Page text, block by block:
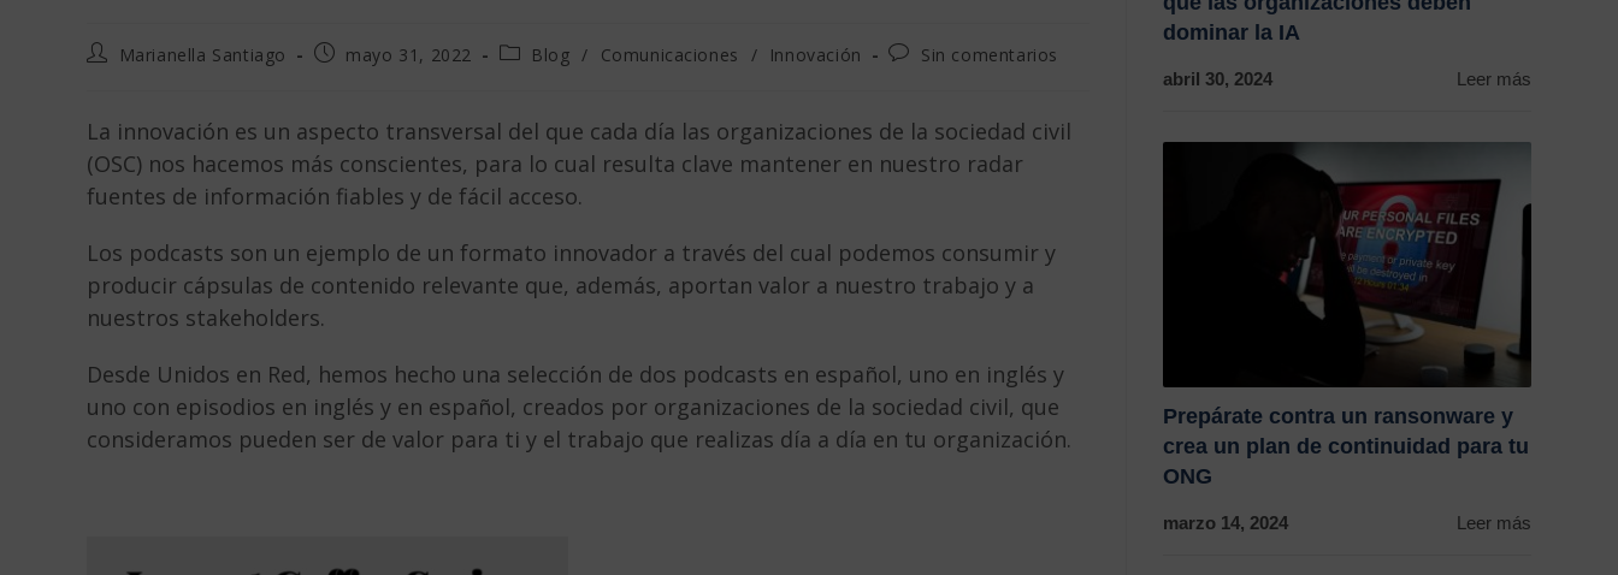
Marianella Santiago mayo 31, 2022 Blog / Comunicaciones / Innovación Sin comentarios
La innovación es un aspecto transversal del que cada día las organizaciones de la sociedad civil
(OSC) nos hacemos más conscientes, para lo cual resulta clave mantener en nuestro radar
fuentes de información fiables y de fácil acceso.
Los podcasts son un ejemplo de un formato innovador a través del cual podemos consumir y
producir cápsulas de contenido relevante que, además, aportan valor a nuestro trabajo y a
nuestros stakeholders.
Desde Unidos en Red, hemos hecho una selección de dos podcasts en español, uno en inglés y
uno con episodios en inglés y en español, creados por organizaciones de la sociedad civil, que
consideramos pueden ser de valor para ti y el trabajo que realizas día a día en tu organización.
dominar la IA
abril 30, 2024 Leer más
Prepárate contra un ransonware y
crea un plan de continuidad para tu
ONG
marzo 14, 2024 Leer más